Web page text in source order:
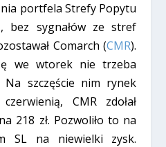
portfela Strefy Popytu
bez sygnałów ze stref
Comarch (CMR).
we wtorek nie trzeba
Na szczęście nim rynek
CMR zdołał
218 zł. Pozwoliło to na
SL na niewielki zysk.